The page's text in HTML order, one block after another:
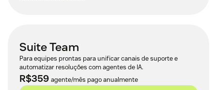
Suite Team
Para equipes prontas para unificar canais de suporte e
automatizar resoluções com agentes de IA.
R$359 agente/mês pago anualmente